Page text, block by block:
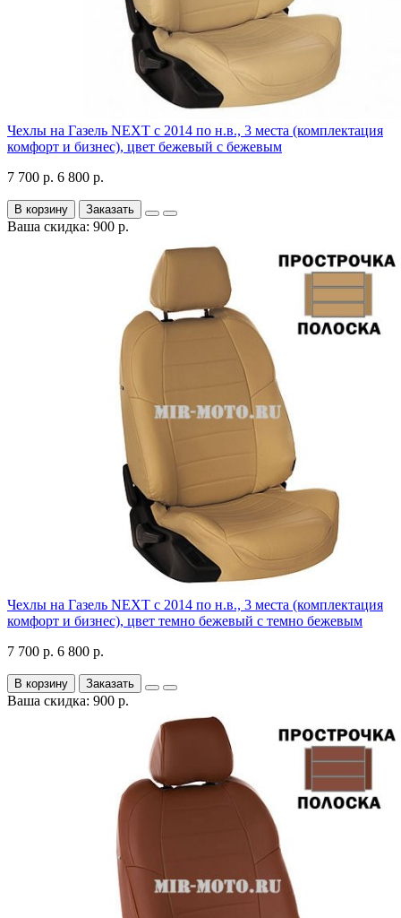
Чехлы на Газель NEXT с 2014 по н.в., 3 места (комплектация
комфорт и бизнес), цвет бежевый с бежевым
7 700 р. 6 800 р.
В корзину Заказать
Ваша скидка: 900 р.
Чехлы на Газель NEXT с 2014 по н.в., 3 места (комплектация
комфорт и бизнес), цвет темно бежевый с темно бежевым
7 700 р. 6 800 р.
В корзину Заказать
Ваша скидка: 900 р.